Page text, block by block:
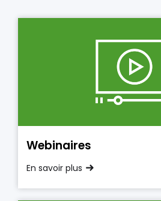
Webinaires
En savoir plus